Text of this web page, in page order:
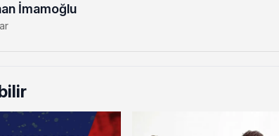
İmamoğlu